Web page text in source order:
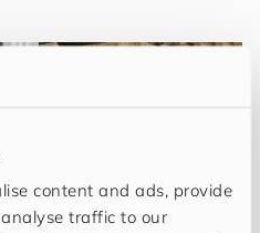
content and ads, provide
traffic to our